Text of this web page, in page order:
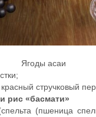
Ягоды асаи
стручковый
рис «басмати»
(пшеница